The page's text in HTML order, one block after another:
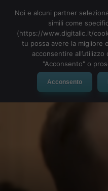
Noi e alcuni partner
simili come
(https://www.digitalic.it/
tu possa avere la migliore
acconsentire
"Acconsento" o
Acconsento